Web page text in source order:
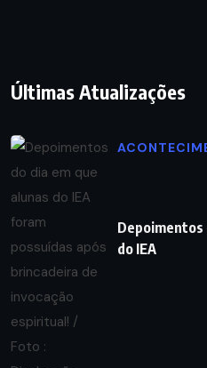
Últimas Atualizações
Depoimentos
do IEA